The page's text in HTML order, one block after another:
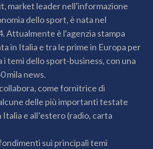
market leader nell'informazione
dello sport, è nata nel
Attualmente è l'agenzia stampa
in Italia e tra le prime in Europa per
i temi dello sport-business, con una
mila news.
come fornitrice di
delle più importanti testate
e all’estero (radio, carta
sui principali temi